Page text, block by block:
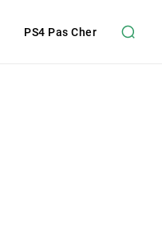
PS4 Pas Cher